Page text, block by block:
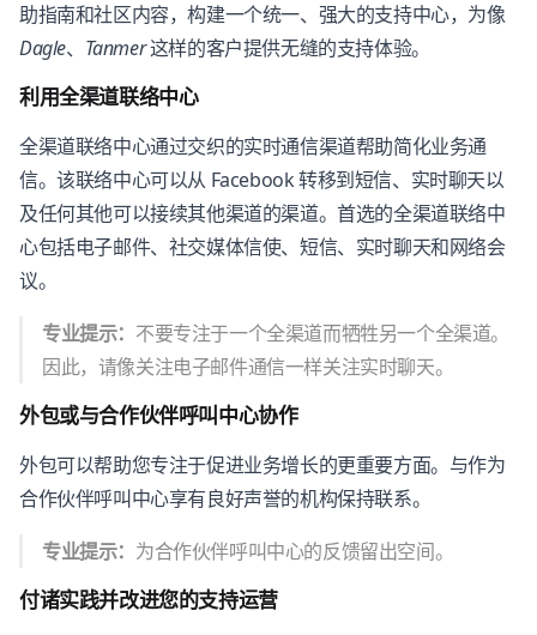
助指南和社区内容，构建一个统一、强大的支持中心，为像
Dagle、 Tanmer这样的客户提供无缝的支持体验。
利用全渠道联络中心
全渠道联络中心通过交织的实时通信渠道帮助简化业务通
信。该联络中心可以从 Facebook 转移到短信、实时聊天以
及任何其他可以接续其他渠道的渠道。首选的全渠道联络中
心包括电子邮件、社交媒体信使、短信、实时聊天和网络会
议。
专业提示： 不要专注于一个全渠道而牺牲另一个全渠道。
因此，请像关注电子邮件通信一样关注实时聊天。
外包或与合作伙伴呼叫中心协作
外包可以帮助您专注于促进业务增长的更重要方面。与作为
合作伙伴呼叫中心享有良好声誉的机构保持联系。
专业提示： 为合作伙伴呼叫中心的反馈留出空间。
付诸实践并改进您的支持运营